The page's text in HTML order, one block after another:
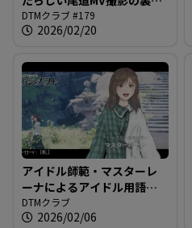
＠DTMクラブ #179
DTMクラブ #179
2026/02/20
アイドル師範・マスターレ
ーナによるアイドル用語解
説、始まります＠DTMクラ
ブ #177
DTMクラブ
2026/02/06